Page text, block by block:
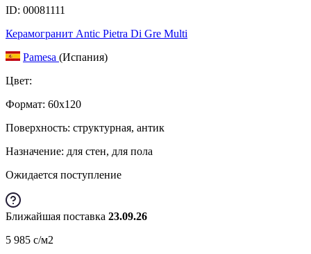
ID: 00081111
Керамогранит Antic Pietra Di Gre Multi
Pamesa (Испания)
Цвет:
Формат: 60x120
Поверхность: структурная, антик
Назначение: для стен, для пола
Ожидается поступление
Ближайшая поставка 23.09.26
5 985 c/м2